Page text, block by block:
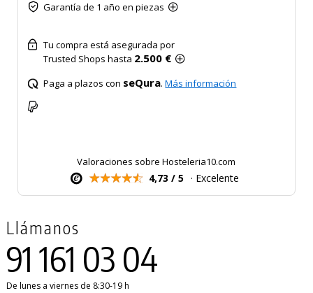
Garantía de 1 año en piezas
Tu compra está asegurada por
Trusted Shops hasta 2.500 €
Paga a plazos con seQura.Más información
Valoraciones sobre Hosteleria10.com
4,73 / 5 · Excelente
Llámanos
91 161 03 04
De lunes a viernes de 8:30-19 h